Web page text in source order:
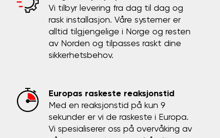
Vi tilbyr levering fra dag til dag og
rask installasjon. Våre systemer er
alltid tilgjengelige i Norge og resten
av Norden og tilpasses raskt dine
sikkerhetsbehov.
Europas raskeste reaksjonstid
Med en reaksjonstid på kun 9
sekunder er vi de raskeste i Europa.
Vi spesialiserer oss på overvåking av